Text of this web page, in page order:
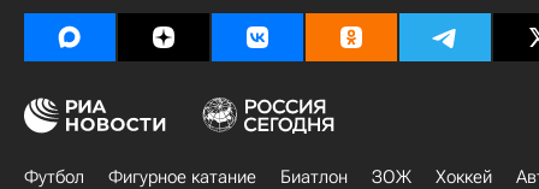
Футбол Фигурное катание Биатлон ЗОЖ Хоккей